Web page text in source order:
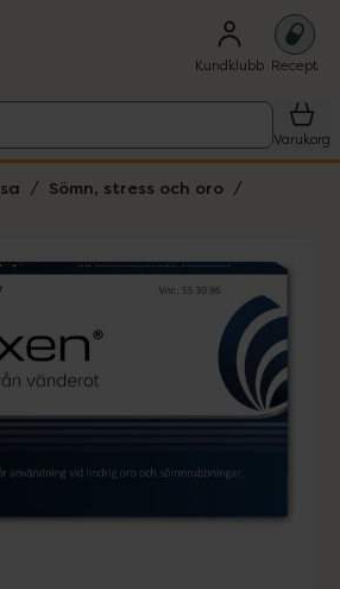
Kundklubb Recept
Varukorg
Sömn, stress och oro
1 objekt.